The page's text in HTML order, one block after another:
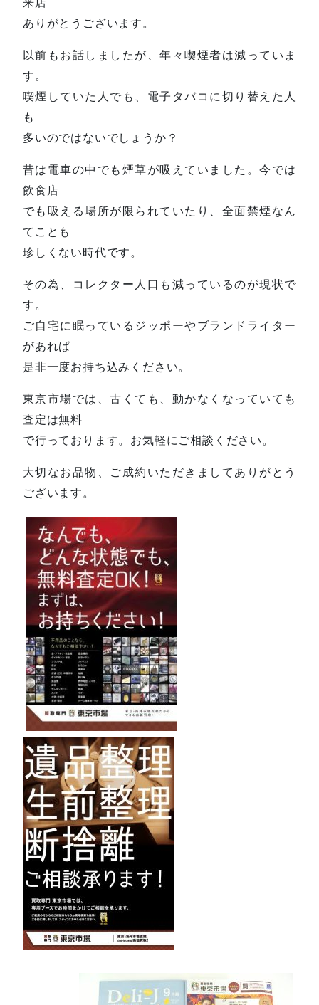
ありがとうございます。
以前もお話しましたが、年々喫煙者は減っていま
す。
喫煙していた人でも、電子タバコに切り替えた人
も
多いのではないでしょうか？
昔は電車の中でも煙草が吸えていました。今では
飲食店
でも吸える場所が限られていたり、全面禁煙なん
てことも
珍しくない時代です。
その為、コレクター人口も減っているのが現状で
す。
ご自宅に眠っているジッポーやブランドライター
があれば
是非一度お持ち込みください。
東京市場では、古くても、動かなくなっていても
査定は無料
で行っております。お気軽にご相談ください。
大切なお品物、ご成約いただきましてありがとう
ございます。